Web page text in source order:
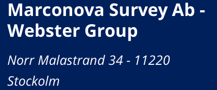
Marconova Survey Ab -
Webster Group
Norr Malastrand 34 - 11220
Stockolm